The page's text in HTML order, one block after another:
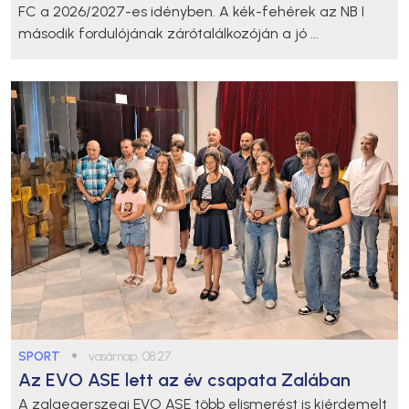
FC a 2026/2027-es idényben. A kék-fehérek az NB I
második fordulójának zárótalálkozóján a jó ...
SPORT ● vasárnap, 08:27
Az EVO ASE lett az év csapata Zalában
A zalaegerszegi EVO ASE több elismerést is kiérdemelt